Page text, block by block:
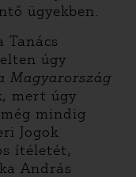
ügyekben.
Tanács
úgy
Magyarország
mert úgy
mindig
Jogok
ítéletét,
András